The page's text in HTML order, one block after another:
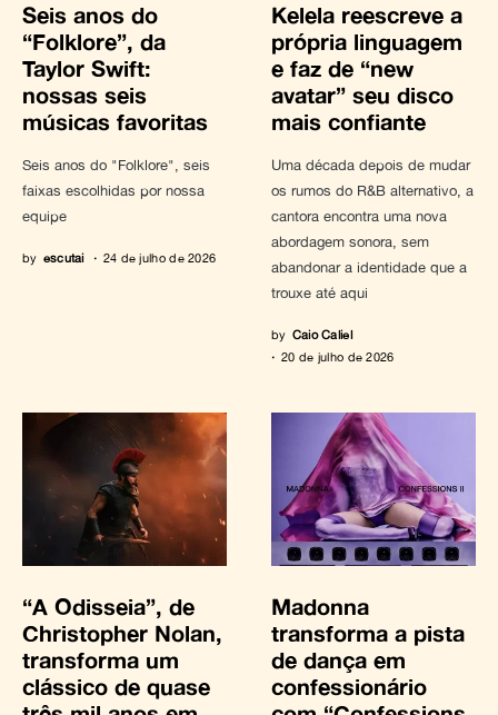
Seis anos do
“Folklore”, da
Taylor Swift:
nossas seis
músicas favoritas
Seis anos do "Folklore", seis
faixas escolhidas por nossa
equipe
by escutai 24 de julho de 2026
Kelela reescreve a
própria linguagem
e faz de “new
avatar” seu disco
mais confiante
Uma década depois de mudar
os rumos do R&B alternativo, a
cantora encontra uma nova
abordagem sonora, sem
abandonar a identidade que a
trouxe até aqui
by Caio Caliel
20 de julho de 2026
“A Odisseia”, de
Christopher Nolan,
transforma um
clássico de quase
Madonna
transforma a pista
de dança em
confessionário